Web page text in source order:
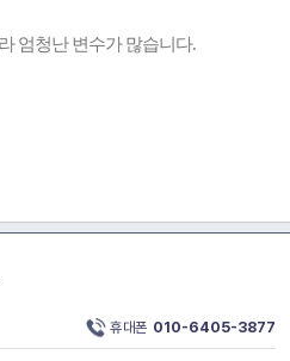
엄청난 변수가 많습니다.
휴대폰 010-6405-3877